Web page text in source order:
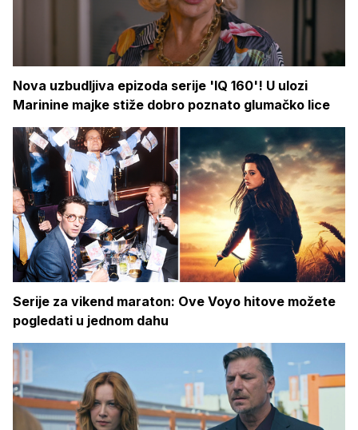
Nova uzbudljiva epizoda serije 'IQ 160'! U ulozi
Marinine majke stiže dobro poznato glumačko lice
Serije za vikend maraton: Ove Voyo hitove možete
pogledati u jednom dahu